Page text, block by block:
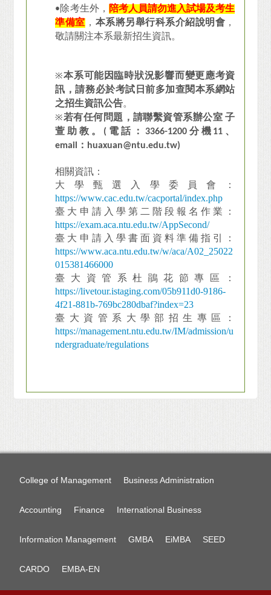
•除考生外， 陪考人員請勿進入試場及考生
準備室 ， 本系將另舉行科系介紹說明會 ，
敬請關注本系最新招生資訊。
※本系可能因 臨時狀況影響而變更應考資
訊，請務必於考試日前多加查閱本系網站
之招生資訊公告。
※若有任何問題，請聯繫資管系辦公室 子
萱助教。( 電話：3366-1200分機11、
email：huaxuan@ntu.edu.tw)
相關資訊：
大學甄選入學委員會：
https://www.cac.edu.tw/cacportal/index.php
臺大申請入學第二階段報名作業：
https://exam.aca.ntu.edu.tw/AppSecond/
臺 大申請入學書面資料準備指引：
https://www.aca.ntu.edu.tw/w/aca/A02_25022
015381466000
臺 大 資管系杜鵑花節專區：
https://livetour.istaging.com/05b911d0-9186-
4f21-881b-769bc280dbaf?index=23
臺 大 資管系大學部招生專區：
https://management.ntu.edu.tw/IM/admission/u
ndergraduate/regulations
College of Management Business Administration
Accounting Finance International Business
Information Management GMBA EiMBA SEED
CARDO EMBA-EN